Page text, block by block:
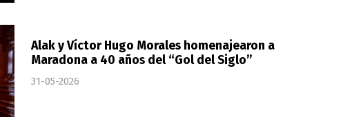
Alak y Víctor Hugo Morales homenajearon a
Maradona a 40 años del “Gol del Siglo”
31-05-2026